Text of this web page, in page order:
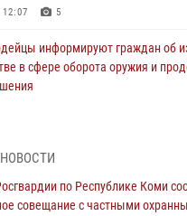
12:07 5
информируют граждан об
в сфере оборота оружия и
сдачи оружия
по Республике Коми
совещание с частными